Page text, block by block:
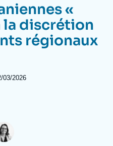
«
la discrétion
régionaux
03/2026